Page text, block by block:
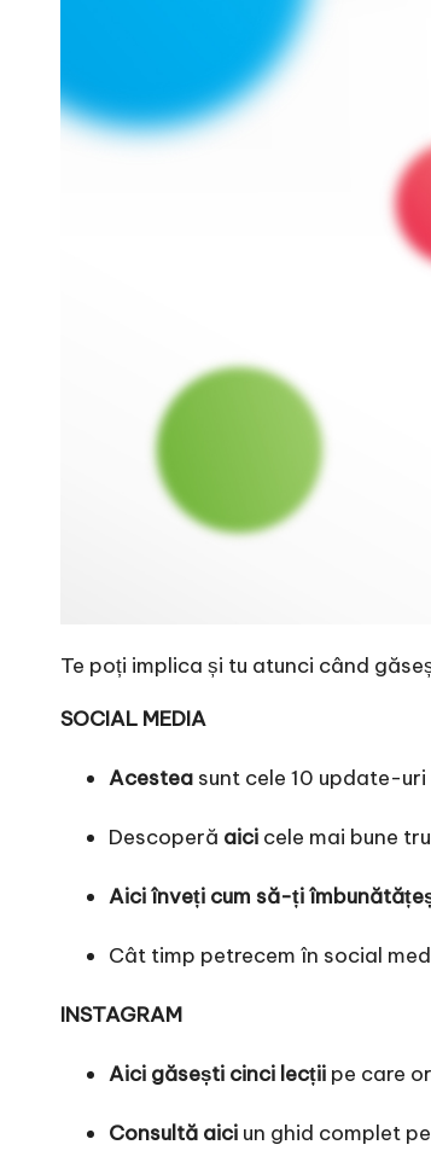
nl
Te poți implica și tu atunci când
SOCIAL MEDIA
Acestea sunt cele 10 update-
Descoperă aici cele mai bune
Aici înveți cum să-ți
Cât timp petrecem în social
INSTAGRAM
Aici găsești cinci lecții pe care
Consultă aici un ghid complet